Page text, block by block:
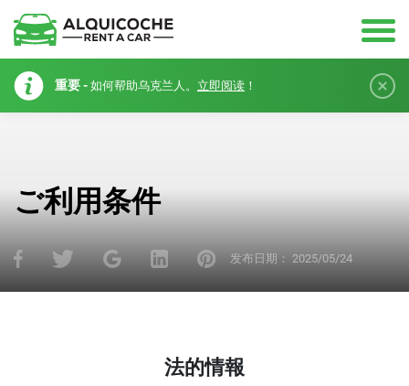
重要 - 如何帮助乌克兰人。 立即阅读 ！
ご利用条件
发布日期： 2025/05/24
法的情報